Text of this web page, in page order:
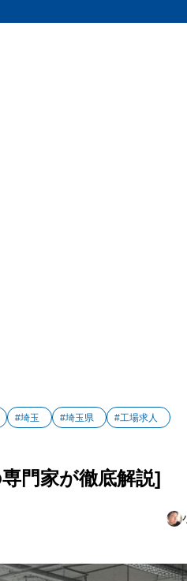
#埼玉 #埼玉県
#工場求人
門家が徹底解説]